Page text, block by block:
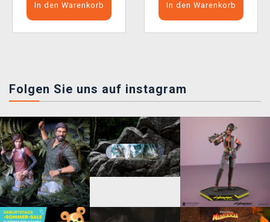
In den Warenkorb In den Warenkorb
Folgen Sie uns auf instagram